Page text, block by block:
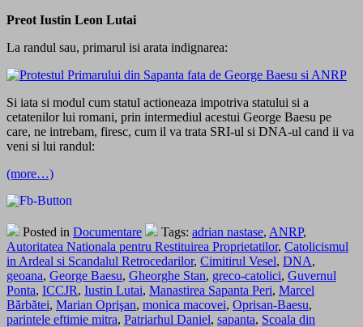
Preot Iustin Leon Lutai
La randul sau, primarul isi arata indignarea:
Si iata si modul cum statul actioneaza impotriva statului si a
cetatenilor lui romani, prin intermediul acestui George Baesu pe
care, ne intrebam, firesc, cum il va trata SRI-ul si DNA-ul cand ii va
veni si lui randul:
(more…)
Posted in Documentare Tags: adrian nastase, ANRP,
Autoritatea Nationala pentru Restituirea Proprietatilor, Catolicismul
in Ardeal si Scandalul Retrocedarilor, Cimitirul Vesel, DNA,
geoana, George Baesu, Gheorghe Stan, greco-catolici, Guvernul
Ponta, ICCJR, Iustin Lutai, Manastirea Sapanta Peri, Marcel
Bărbătei, Marian Oprişan, monica macovei, Oprisan-Baesu,
parintele eftimie mitra, Patriarhul Daniel, sapanta, Scoala din